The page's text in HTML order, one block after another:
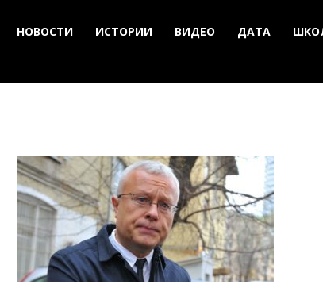
НОВОСТИ ИСТОРИИ ВИДЕО ДАТА